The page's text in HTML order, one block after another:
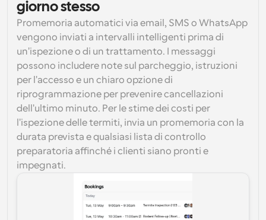
giorno stesso
Promemoria automatici via email, SMS o WhatsApp
vengono inviati a intervalli intelligenti prima di
un'ispezione o di un trattamento. I messaggi
possono includere note sul parcheggio, istruzioni
per l'accesso e un chiaro opzione di
riprogrammazione per prevenire cancellazioni
dell'ultimo minuto. Per le stime dei costi per
l'ispezione delle termiti, invia un promemoria con la
durata prevista e qualsiasi lista di controllo
preparatoria affinché i clienti siano pronti e
impegnati.